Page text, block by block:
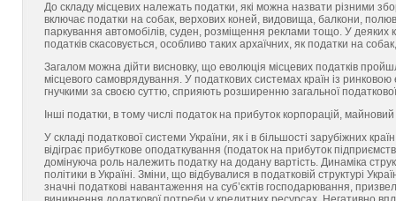
До складу місцевих належать податки, які можна назвати різними
включає податки на собак, верхових коней, видовища, балкони,
паркування автомобілів, суден, розміщення реклами тощо. У деяких
податків скасовується, особливо таких архаїчних, як податки на
Загалом можна дійти висновку, що еволюція місцевих податків
місцевого самоврядування. У податкових системах країн із
гнучкими за своєю суттю, сприяють розширенню загальної
Інші податки, в тому числі податок на прибуток корпорацій,
У складі податкової системи України, як і в більшості зарубіжних
відіграє прибуткове оподаткування (податок на прибуток
домінуюча роль належить податку на додану вартість. Динаміка
політики в Україні. Зміни, що відбувалися в податковій структурі
значні податкові навантаження на суб’єктів господарювання,